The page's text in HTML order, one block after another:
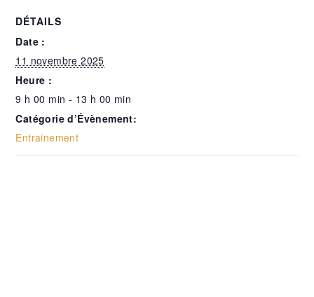
DÉTAILS
Date :
11 novembre 2025
Heure :
9 h 00 min - 13 h 00 min
Catégorie d’Évènement:
Entrainement